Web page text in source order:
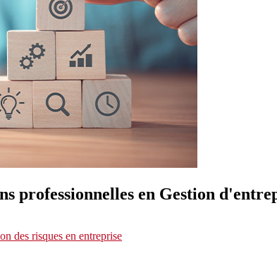
professionnelles en Gestion
des risques en entreprise